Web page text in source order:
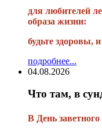
для любителей
образа жизни:
будьте здоровы,
подробнее...
04.08.2026
Что там, в
В День